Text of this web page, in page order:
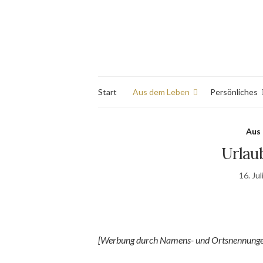
Start Aus dem Leben Persönliches
Aus
16.
[Werbung durch Namens- und